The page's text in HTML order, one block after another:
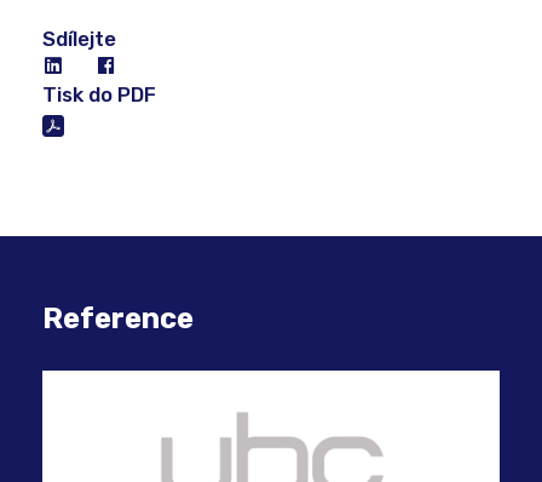
Sdílejte
Tisk do PDF
Reference